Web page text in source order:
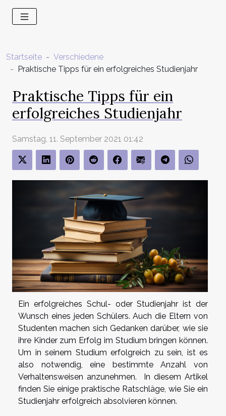
Startseite
Verschiedene
Praktische Tipps für ein erfolgreiches Studienjahr
Praktische Tipps für ein
erfolgreiches Studienjahr
Samstag, 11. September 2021 01:42
Ein erfolgreiches Schul- oder Studienjahr ist der
Wunsch eines jeden Schülers. Auch die Eltern von
Studenten machen sich Gedanken darüber, wie sie
ihre Kinder zum Erfolg im Studium bringen können.
Um in seinem Studium erfolgreich zu sein, ist es
also notwendig, eine bestimmte Anzahl von
Verhaltensweisen anzunehmen. In diesem Artikel
finden Sie einige praktische Ratschläge, wie Sie ein
Studienjahr erfolgreich absolvieren können.